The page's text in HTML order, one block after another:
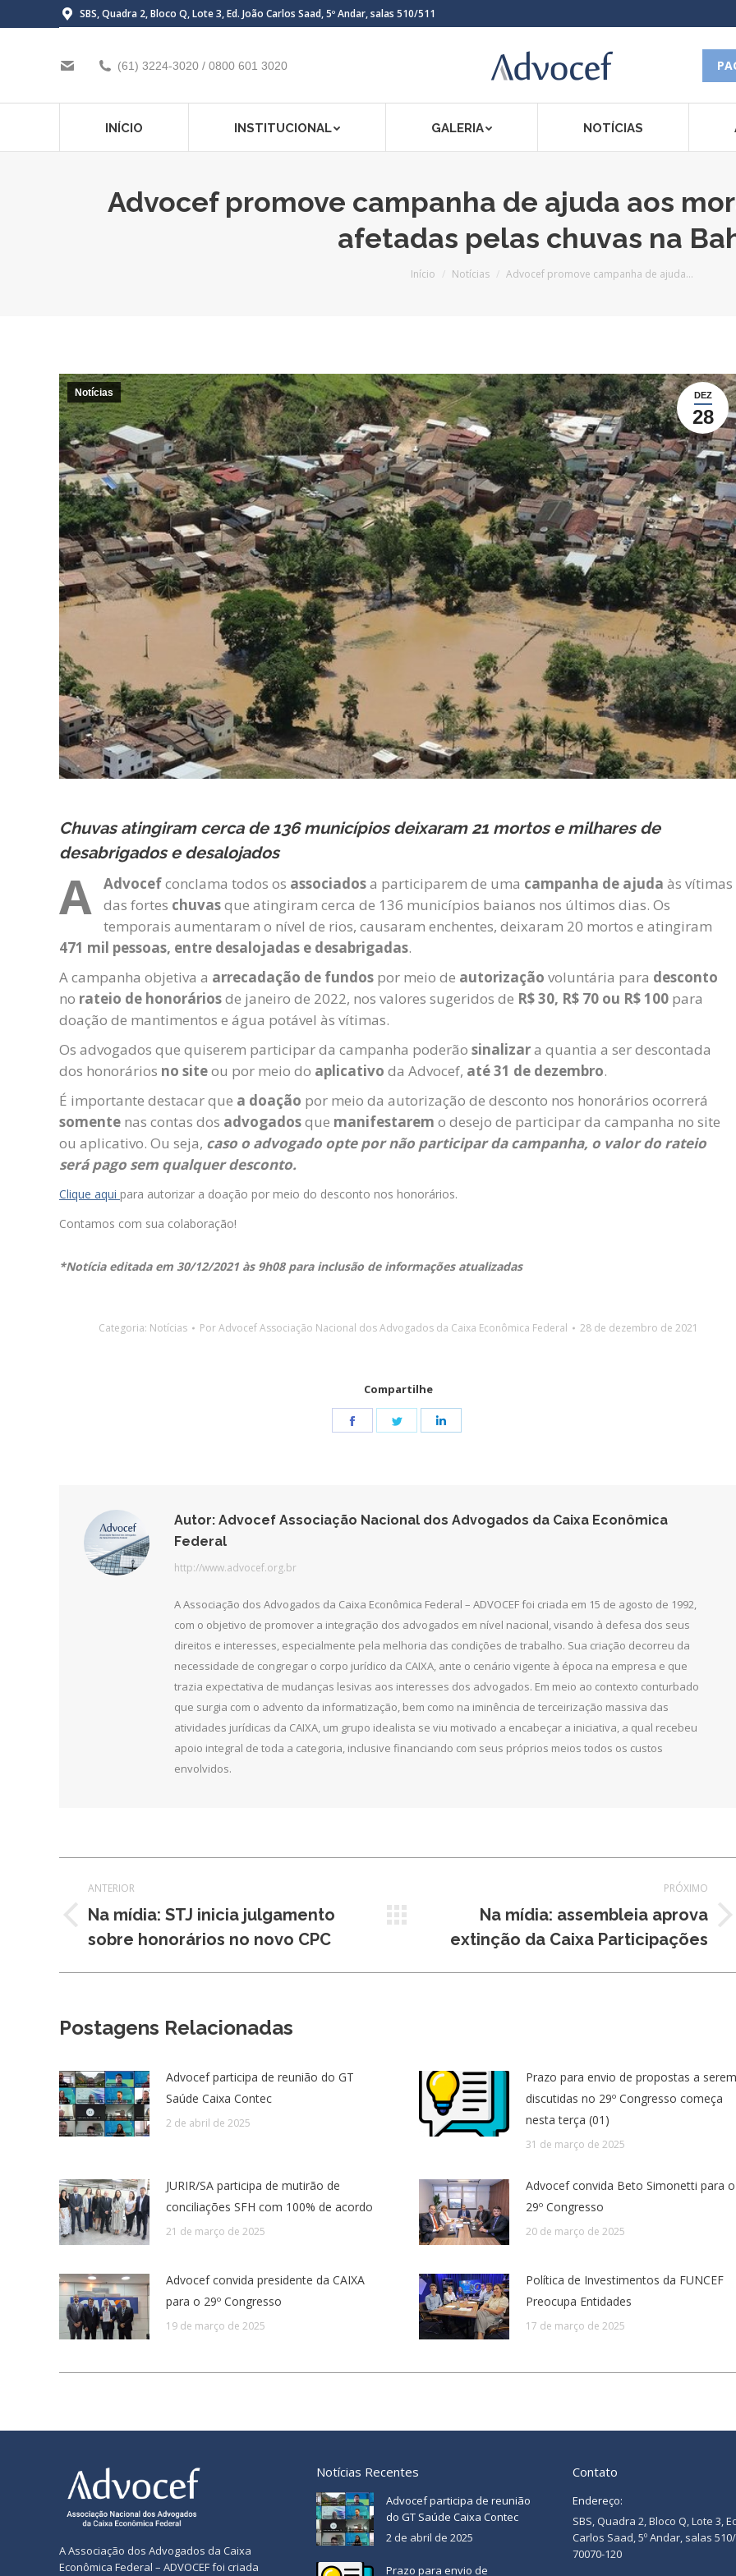
SBS, Quadra 2, Bloco Q, Lote 3, Ed. João Carlos Saad, 5º Andar, salas 510/511
(61) 3224-3020 / 0800 601 3020
INÍCIO INSTITUCIONAL GALERIA NOTÍCIAS
Advocef promove campanha de ajuda aos
afetadas pelas chuvas na
Você está aqui:
Início Notícias Advocef promove campanha de ajuda…
DEZ
28
Notícias
Chuvas atingiram cerca de 136 municípios deixaram 21 mortos e milhares de
desabrigados e desalojados
A Advocefconclama todos os associadosa participarem de uma campanha de ajuda às vítimas
das fortes chuvasque atingiram cerca de 136 municípios baianos nos últimos dias. Os
temporais aumentaram o nível de rios, causaram enchentes, deixaram 20 mortos e atingiram
471 mil pessoas, entre desalojadas e desabrigadas.
A campanha objetiva a arrecadação de fundos por meio de autorização voluntária para desconto
no rateio de honoráriosde janeiro de 2022, nos valores sugeridos de R$ 30, R$ 70 ou R$ 100 para
doação de mantimentos e água potável às vítimas.
Os advogados que quiserem participar da campanha poderão sinalizara quantia a ser descontada
dos honorários no siteou por meio do aplicativo da Advocef, até 31 de dezembro.
É importante destacar que a doação por meio da autorização de desconto nos honorários ocorrerá
somente nas contas dos advogadosque manifestarem o desejo de participar da campanha no site
ou aplicativo. Ou seja, caso o advogado opte por não participar da campanha, o valor do rateio
será pago sem qualquer desconto.
Clique aqui para autorizar a doação por meio do desconto nos honorários.
Contamos com sua colaboração!
*Notícia editada em 30/12/2021 às 9h08 para inclusão de informações atualizadas
Categoria: Notícias PorAdvocef Associação Nacional dos Advogados da Caixa Econômica Federal 28 de dezembro de 2021
Compartilhe
Share Share
Autor: Advocef Associação Nacional dos Advogados da Caixa Econômica
Federal
http://www.advocef.org.br
A Associação dos Advogados da Caixa Econômica Federal – ADVOCEF foi criada em 15 de agosto de 1992,
com o objetivo de promover a integração dos advogados em nível nacional, visando à defesa dos seus
direitos e interesses, especialmente pela melhoria das condições de trabalho. Sua criação decorreu da
necessidade de congregar o corpo jurídico da CAIXA, ante o cenário vigente à época na empresa e que
trazia expectativa de mudanças lesivas aos interesses dos advogados. Em meio ao contexto conturbado
que surgia com o advento da informatização, bem como na iminência de terceirização massiva das
atividades jurídicas da CAIXA, um grupo idealista se viu motivado a encabeçar a iniciativa, a qual recebeu
apoio integral de toda a categoria, inclusive financiando com seus próprios meios todos os custos
envolvidos.
de
post:
ANTERIOR
Post
anterior:
Na mídia: STJ inicia julgamento
sobre honorários no novo CPC
PRÓXIMO
post:
Na mídia: assembleia aprova
extinção da Caixa Participações
Postagens Relacionadas
Advocef participa de reunião do GT
Saúde Caixa Contec
2 de abril de 2025
Prazo para envio de propostas a serem
discutidas no 29º Congresso começa
nesta terça (01)
31 de março de 2025
JURIR/SA participa de mutirão de
conciliações SFH com 100% de acordo
21 de março de 2025
Advocef convida Beto Simonetti para o
29º Congresso
20 de março de 2025
Advocef convida presidente da CAIXA
para o 29º Congresso
19 de março de 2025
Política de Investimentos da FUNCEF
Preocupa Entidades
17 de março de 2025
A Associação dos Advogados da Caixa
Econômica Federal – ADVOCEF foi criada
Notícias Recentes
Advocef participa de reunião
do GT Saúde Caixa Contec
2 de abril de 2025
Prazo para envio de
Contato
Endereço:
SBS, Quadra 2, Bloco Q, Lote 3,
Carlos Saad, 5º Andar, salas 510/
70070-120